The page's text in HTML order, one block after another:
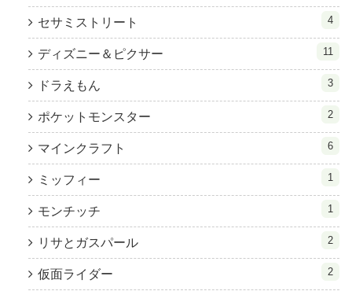
セサミストリート 4
ディズニー＆ピクサー 11
ドラえもん 3
ポケットモンスター 2
マインクラフト 6
ミッフィー 1
モンチッチ 1
リサとガスパール 2
仮面ライダー 2